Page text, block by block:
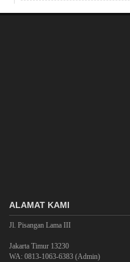
ALAMAT KAMI
Jl. Pisangan Lama III
Jakarta Timur 13230
WA: 0813-1063-6383 (Admin)